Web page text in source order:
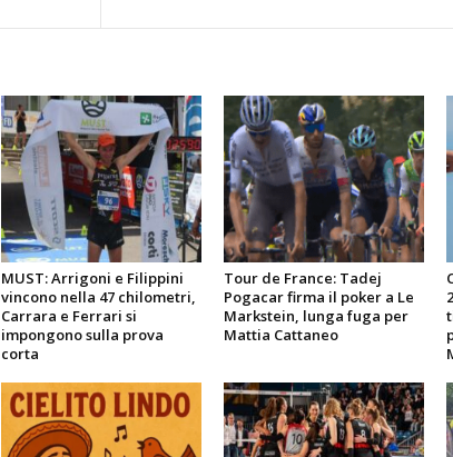
MUST: Arrigoni e Filippini
vincono nella 47 chilometri,
Carrara e Ferrari si
impongono sulla prova
corta
Tour de France: Tadej
Pogacar firma il poker a Le
Markstein, lunga fuga per
Mattia Cattaneo